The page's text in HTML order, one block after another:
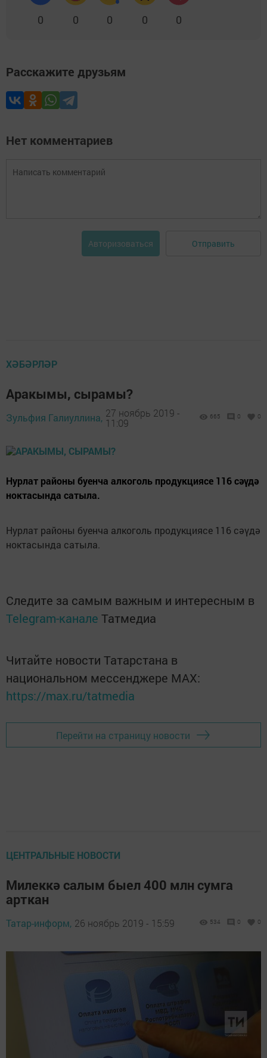
0 0 0 0 0
Расскажите друзьям
Нет комментариев
Авторизоваться Отправить
ХӘБӘРЛӘР
Аракымы, сырамы?
Зульфия Галиуллина, 27 ноябрь 2019 -
11:09
665 0 0
Нурлат районы буенча алкоголь продукциясе 116 сәүдә
ноктасында сатыла.
Нурлат районы буенча алкоголь продукциясе 116 сәүдә
ноктасында сатыла.
Следите за самым важным и интересным в
Telegram-канале Татмедиа
Читайте новости Татарстана в
национальном мессенджере MАХ:
https://max.ru/tatmedia
Перейти на страницу новости
ЦЕНТРАЛЬНЫЕ НОВОСТИ
Милеккә салым быел 400 млн сумга
арткан
Татар-информ, 26 ноябрь 2019 - 15:59 534 0 0